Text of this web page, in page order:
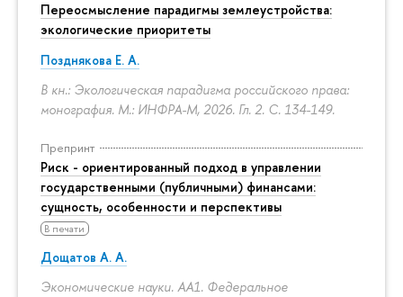
Переосмысление парадигмы землеустройства:
экологические приоритеты
Позднякова Е. А.
В кн.: Экологическая парадигма российского права:
монография. М.: ИНФРА-М, 2026. Гл. 2. С. 134-149.
Препринт
Риск - ориентированный подход в управлении
государственными (публичными) финансами:
сущность, особенности и перспективы
В печати
Дощатов А. А.
Экономические науки. АА1. Федеральное